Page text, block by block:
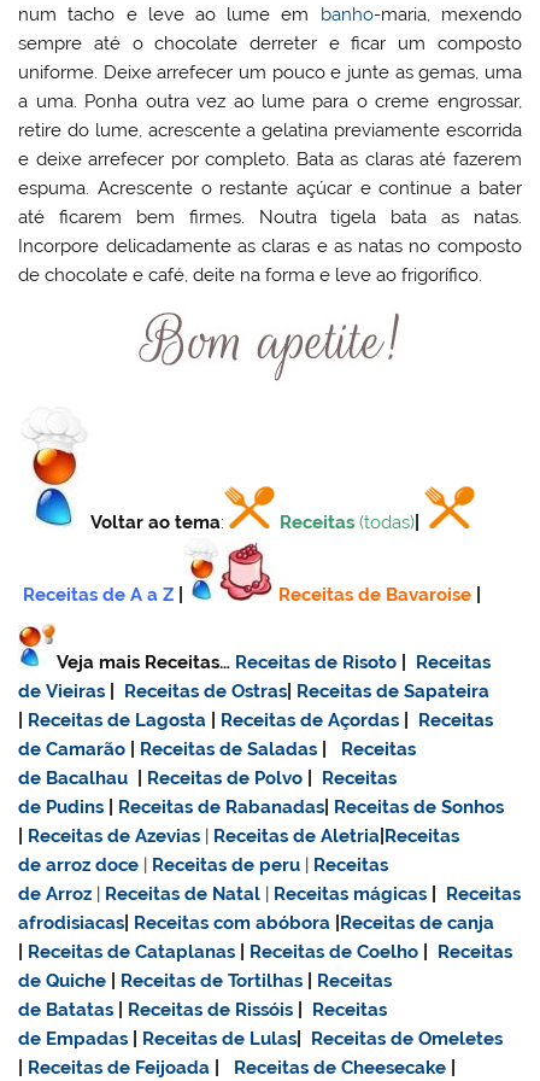
num tacho e leve ao lume em banho-maria, mexendo
sempre até o chocolate derreter e ficar um composto
uniforme. Deixe arrefecer um pouco e junte as gemas, uma
a uma. Ponha outra vez ao lume para o creme engrossar,
retire do lume, acrescente a gelatina previamente escorrida
e deixe arrefecer por completo. Bata as claras até fazerem
espuma. Acrescente o restante açúcar e continue a bater
até ficarem bem firmes. Noutra tigela bata as natas.
Incorpore delicadamente as claras e as natas no composto
de chocolate e café, deite na forma e leve ao frigorífico.
Voltar ao tema: Receitas (todas)
Receitas de A a Z Receitas de Bavaroise
Veja mais Receitas… Receitas de Risoto
Receitas
de Vieiras
Receitas de Ostras
Receitas de Sapateira
Receitas de Lagosta Receitas de Açordas
Receitas
de Camarão
Receitas de Saladas
Receitas
de Bacalhau
Receitas de Polvo
Receitas
de Pudins
Receitas de Rabanadas
Receitas de Sonhos
Receitas de Azevias Receitas de Aletria Receitas
dearroz doce Receitas de peru
Receitas
de Arroz
Receitas de Natal Receitas mágicas
Receitas
afrodisiacas
Receitas com abóbora
Receitas de canja
Receitas de Cataplanas Receitas de Coelho
Receitas
de Quiche
Receitas de Tortilhas
Receitas
de Batatas
Receitas de Rissóis
Receitas
de Empadas
Receitas de Lulas
Receitas de Omeletes
Receitas de Feijoada Receitas de Cheesecake